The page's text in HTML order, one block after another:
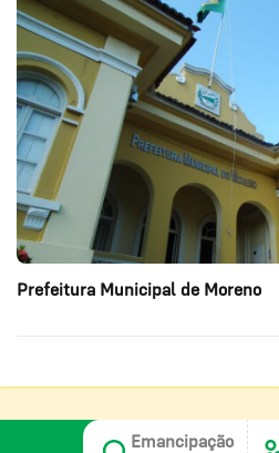
Prefeitura Municipal de Moreno
Emancipação